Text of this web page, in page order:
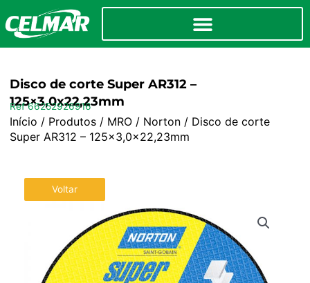
Disco de corte Super AR312 –
125×3,0x22,23mm
Ref 66252926916
Início / Produtos/ MRO/ Norton/ Disco de corte
Super AR312 – 125×3,0x22,23mm
Voltar